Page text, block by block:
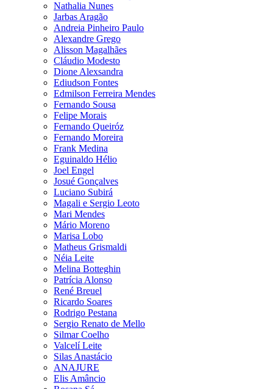
Nathalia Nunes
Jarbas Aragão
Andreia Pinheiro Paulo
Alexandre Grego
Alisson Magalhães
Cláudio Modesto
Dione Alexsandra
Ediudson Fontes
Edmilson Ferreira Mendes
Fernando Sousa
Felipe Morais
Fernando Queiróz
Fernando Moreira
Frank Medina
Eguinaldo Hélio
Joel Engel
Josué Gonçalves
Luciano Subirá
Magali e Sergio Leoto
Mari Mendes
Mário Moreno
Marisa Lobo
Matheus Grismaldi
Néia Leite
Melina Botteghin
Patrícia Alonso
René Breuel
Ricardo Soares
Rodrigo Pestana
Sergio Renato de Mello
Silmar Coelho
Valcelí Leite
Silas Anastácio
ANAJURE
Elis Amâncio